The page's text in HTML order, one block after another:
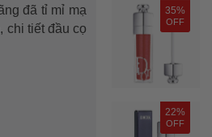
đã tỉ mỉ mạ
chi tiết đầu cọ
35%
OFF
22%
OFF